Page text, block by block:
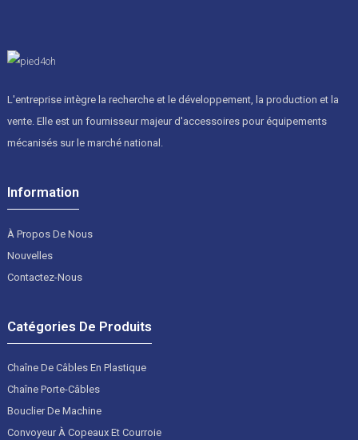
L'entreprise intègre la recherche et le développement, la production et la
vente. Elle est un fournisseur majeur d'accessoires pour équipements
mécanisés sur le marché national.
Information
À Propos De Nous
Nouvelles
Contactez-Nous
Catégories De Produits
Chaîne De Câbles En Plastique
Chaîne Porte-Câbles
Bouclier De Machine
Convoyeur À Copeaux Et Courroie